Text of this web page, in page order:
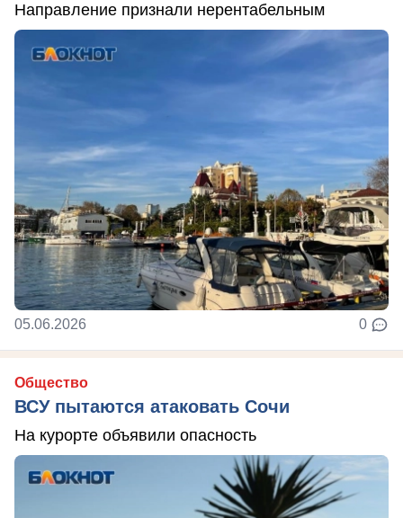
Направление признали нерентабельным
05.06.2026 0
Общество
ВСУ пытаются атаковать Сочи
На курорте объявили опасность